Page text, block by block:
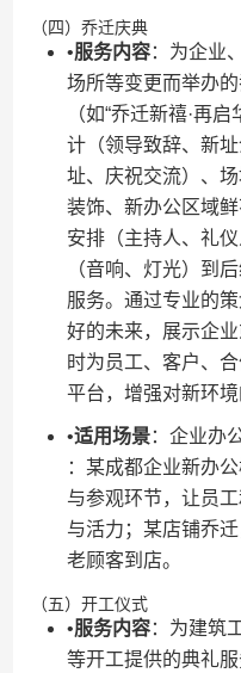
（四）乔迁庆典
•​​服务内容​：为企业
场所等变更而举办
（如“乔迁新禧·再
计（领导致辞、新
址、庆祝交流）、
装饰、新办公区域
安排（主持人、礼
（音响、灯光）到
服务。通过专业的
好的未来，展示企
时为员工、客户、
平台，增强对新环境
•​​适用场景​：企业办
：某成都企业新办
与参观环节，让员
与活力；某店铺乔
老顾客到店。
（五）开工仪式
•​​服务内容​：为建筑
等开工提供的典礼